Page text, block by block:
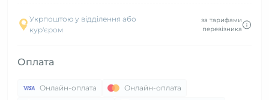
Укрпоштою у відділення або
кур'єром
за тарифами
перевізника
Оплата
Онлайн-оплата
Онлайн-оплата